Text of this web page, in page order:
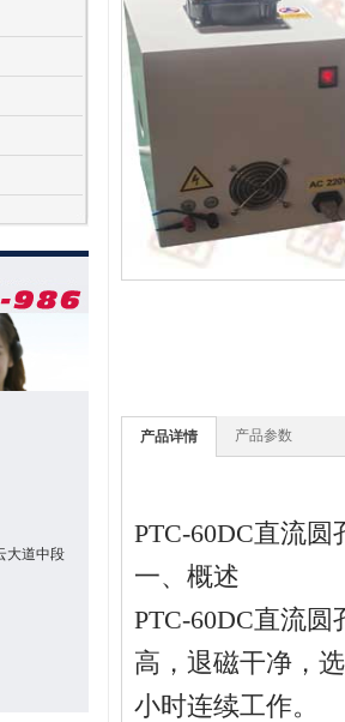
大道中段
产品详情 产品参数
PTC-60DC直流
一、概述
PTC-60DC直流
高，退磁干净，
小时连续工作。